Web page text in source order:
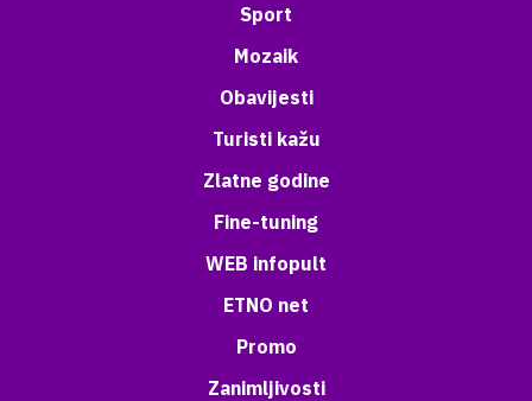
Sport
Mozaik
Obavijesti
Turisti kažu
Zlatne godine
Fine-tuning
WEB infopult
ETNO net
Promo
Zanimljivosti